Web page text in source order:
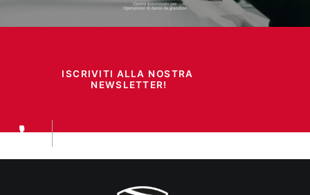
ISCRIVITI ALLA NOSTRA
NEWSLETTER!